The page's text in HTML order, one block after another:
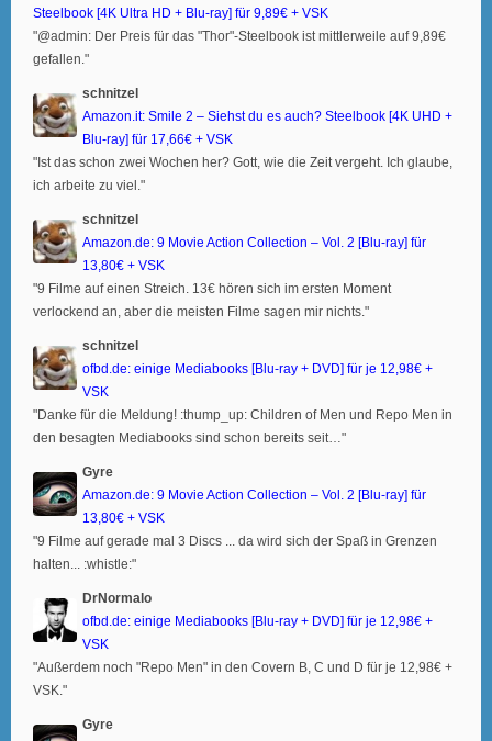
Steelbook [4K Ultra HD + Blu-ray] für 9,89€ + VSK
"@admin: Der Preis für das "Thor"-Steelbook ist mittlerweile auf 9,89€
gefallen."
schnitzel
Amazon.it: Smile 2 – Siehst du es auch? Steelbook [4K UHD +
Blu-ray] für 17,66€ + VSK
"Ist das schon zwei Wochen her? Gott, wie die Zeit vergeht. Ich glaube,
ich arbeite zu viel."
schnitzel
Amazon.de: 9 Movie Action Collection – Vol. 2 [Blu-ray] für
13,80€ + VSK
"9 Filme auf einen Streich. 13€ hören sich im ersten Moment
verlockend an, aber die meisten Filme sagen mir nichts."
schnitzel
ofbd.de: einige Mediabooks [Blu-ray + DVD] für je 12,98€ +
VSK
"Danke für die Meldung! :thump_up: Children of Men und Repo Men in
den besagten Mediabooks sind schon bereits seit…"
Gyre
Amazon.de: 9 Movie Action Collection – Vol. 2 [Blu-ray] für
13,80€ + VSK
"9 Filme auf gerade mal 3 Discs ... da wird sich der Spaß in Grenzen
halten... :whistle:"
DrNormalo
ofbd.de: einige Mediabooks [Blu-ray + DVD] für je 12,98€ +
VSK
"Außerdem noch "Repo Men" in den Covern B, C und D für je 12,98€ +
VSK."
Gyre